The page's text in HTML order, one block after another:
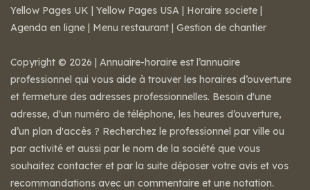
Yellow Pages UK | Yellow Pages USA | Horaire societe |
Agenda en ligne | Menu restaurant | Gestion de chantier
Copyright © 2026 | Annuaire-horaire est l’annuaire
professionnel qui vous aide à trouver les horaires d’ouverture
et fermeture des adresses professionnelles. Besoin d'une
adresse, d'un numéro de téléphone, les heures d’ouverture,
d’un plan d'accès ? Recherchez le professionnel par ville ou
par activité et aussi par le nom de la société que vous
souhaitez contacter et par la suite déposer votre avis et vos
recommandations avec un commentaire et une notation.